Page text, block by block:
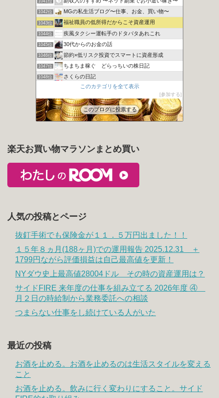
1041位
1042位 MGの私生活ブログ〜仕事、お金、買い物〜
1043位 福祉職員の低所得だからこそ資産運用
1044位 疾風タクシー運転手のドタバタあれこれ
1045位 30代からのお金の話
1046位 節約×低リスク投資でスマートに資産形成
1047位 ちまちま稼ぐ どらっちいの株日記
1048位 さくらの日記
ある本の虫の好奇心旺盛！
1050位 30代 サイドFIREするために株式投資 時々ガジェット
このカテゴリを全て表示
参加する
このブログに投票する
楽天お買い物マラソンまとめ買い
人気の投稿とページ
抜釘手術でも保険金が１１．５万円出ました！！
１５年８ヵ月(188ヶ月)での運用報告 2025.12.31 ＋
1799円ながら評価損益は自己最高値を更新！
NYダウ史上最高値28004ドル その時の資産運用は？
サイドFIRE 来年度の仕事を組み立てる 2026年度 ④
月２日の時給制から業務委託への相談
つまらない仕事をし続けている人がいた
最近の投稿
お酒を止める。お酒を止めるのは生活スタイルを変える
こと
お酒を止める。飲みに行く変わりにすること。サイド